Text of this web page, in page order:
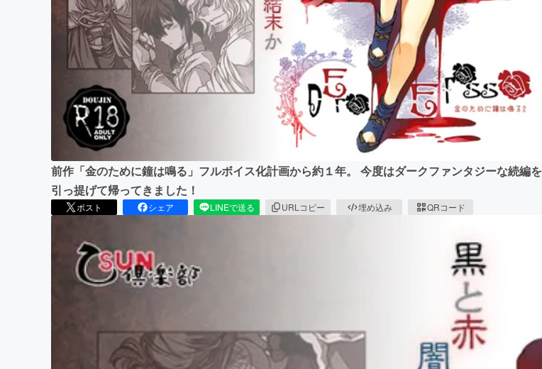
CAMPFIRE for Social Good
CAMPFIREふるさと納税
前作「金のために鐘は鳴る」フルボイス化計画から約１年。 今度はダークファンタジーな続編を
引っ提げて帰ってきました！
ポスト シェア LINEで送る URLコピー 埋め込み QRコード